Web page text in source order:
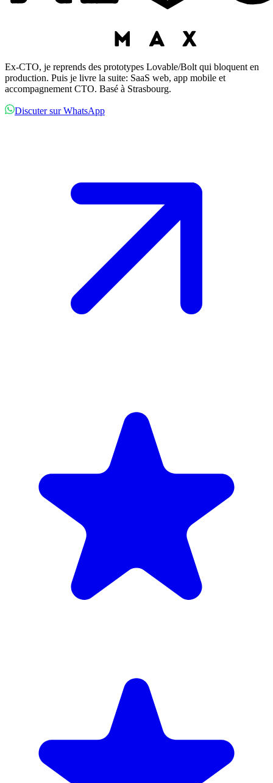
Ex-CTO, je reprends des prototypes Lovable/Bolt qui bloquent en
production. Puis je livre la suite: SaaS web, app mobile et
accompagnement CTO. Basé à Strasbourg.
Discuter sur WhatsApp